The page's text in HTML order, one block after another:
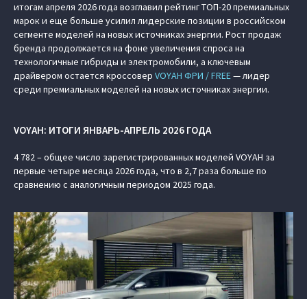
итогам апреля 2026 года возглавил рейтинг ТОП-20 премиальных
марок и еще больше усилил лидерские позиции в российском
сегменте моделей на новых источниках энергии. Рост продаж
бренда продолжается на фоне увеличения спроса на
технологичные гибриды и электромобили, а ключевым
драйвером остается кроссовер VOYAH ФРИ / FREE— лидер
среди премиальных моделей на новых источниках энергии.
VOYAH: ИТОГИ ЯНВАРЬ-АПРЕЛЬ 2026 ГОДА
4 782 – общее число зарегистрированных моделей VOYAH за
первые четыре месяца 2026 года, что в 2,7 раза больше по
сравнению с аналогичным периодом 2025 года.